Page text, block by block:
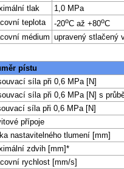
tlak
1,0 MPa
teplota
-20oC až +80oC
médium upravený stlačený
pístu
síla při 0,6 MPa [N]
síla při 0,6 MPa [N] s
síla při 0,6 MPa [N]
přípoje
nastavitelného tlumení [mm]
zdvih [mm]*
rychlost [mm/s]